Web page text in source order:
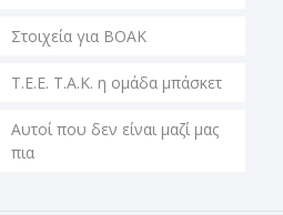
Στοιχεία για ΒΟΑΚ
T.E.E. T.A.K. η ομάδα μπάσκετ
Αυτοί που δεν είναι μαζί μας
πια